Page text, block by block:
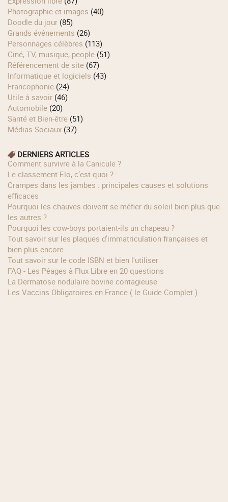
Photographie et images (40)
Doodle du jour (85)
Grands événements (26)
Personnages célèbres (113)
Ciné, TV, musique, people (51)
Référencement de site (67)
Informatique et logiciels (43)
Francophonie (24)
Utile à savoir (46)
Automobile (20)
Santé et Bien-être (51)
Médias Sociaux (37)
DERNIERS ARTICLES
Comment survivre à la Canicule ?
Le classement Elo, c’est quoi ?
Crampes dans les jambes : principales causes et solutions
efficaces
Pourquoi les chauves doivent se méfier du soleil bien plus que
les autres ?
Pourquoi les cow‑boys portaient‑ils un chapeau ?
Tout savoir sur les plaques d'immatriculation françaises et
bien plus encore
Tout savoir sur le code ISBN et bien l'utiliser
FAQ - Les Péages à Flux Libre en 20 questions
La Dermatose nodulaire bovine contagieuse
Les Vaccins Obligatoires en France ( le Guide Complet )